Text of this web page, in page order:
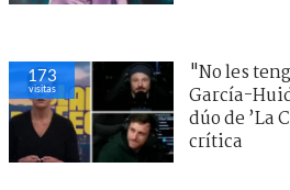
173
visitas
"No les
García-
dúo de ’La
crítica